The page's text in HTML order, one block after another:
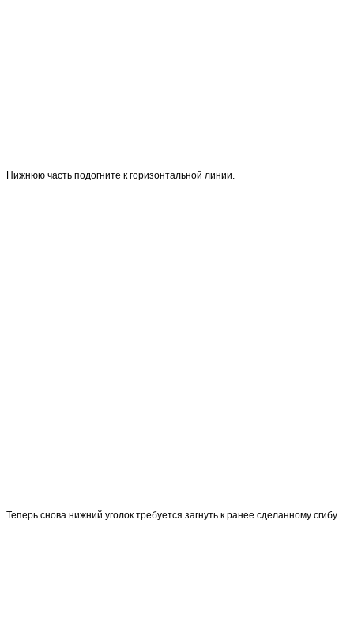
Нижнюю часть подогните к горизонтальной линии.
Теперь снова нижний уголок требуется загнуть к ранее сделанному сгибу.